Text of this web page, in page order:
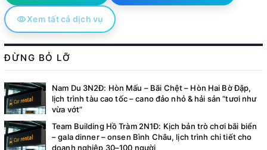
Xem tất cả dịch vụ
ĐỪNG BỎ LỠ
Nam Du 3N2Đ: Hòn Mấu – Bãi Chệt – Hòn Hai Bờ Đập,
lịch trình tàu cao tốc – cano đảo nhỏ & hải sản “tươi như
vừa vớt”
Team Building Hồ Tràm 2N1Đ: Kịch bản trò chơi bãi biển
– gala dinner – onsen Bình Châu, lịch trình chi tiết cho
doanh nghiệp 30–100 người